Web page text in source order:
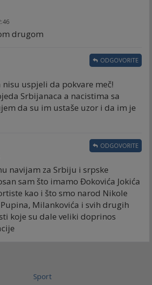
drugom
uspjeli da pokvare meč!
Srbijanaca a nacistima sa
da su im ustaše uzor i da im je
ODGOVORITE
navijam za Srbiju i srpske
sam što imamo Đokovića Jokića
kao i što smo narod Nikole
Milankovića i svih drugih
koje su dale veliki doprinos
ODGOVORITE
Sport